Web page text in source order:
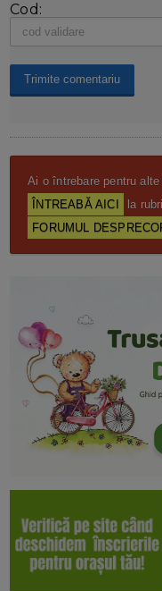
Cod:
Ai o întrebare pentru
ÎNTREABĂ AICI
la
FORUMUL